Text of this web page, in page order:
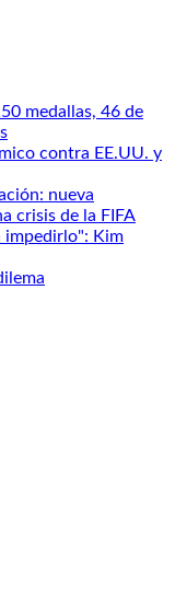
medallas, 46 de
contra EE.UU. y
nueva
crisis de la FIFA
impedirlo": Kim